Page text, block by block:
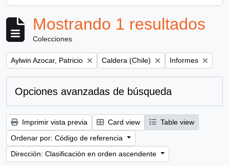
Mostrando 1 resultados
Colecciones
Remove filter:
Aylwin Azocar, Patricio Remove filter:
Caldera (Chile) Remove filter:
Informes
Opciones avanzadas de búsqueda
Imprimir vista previa Card view
Table view
Ordenar por: Código de referencia
Dirección: Clasificación en orden ascendente